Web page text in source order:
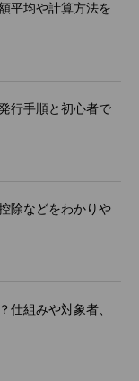
平均や計算方法を
行手順と初心者で
除などをわかりや
仕組みや対象者、